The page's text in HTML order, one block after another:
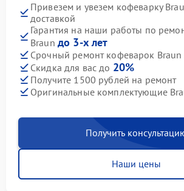
Привезем и увезем кофеварку
доставкой
Гарантия на наши работы по
Braun до 3-х лет
Срочный ремонт кофеварок Braun
Скидка для вас до 20%
Получите 1500 рублей на ремонт
Оригинальные комплектующие
Получить
Наши цены